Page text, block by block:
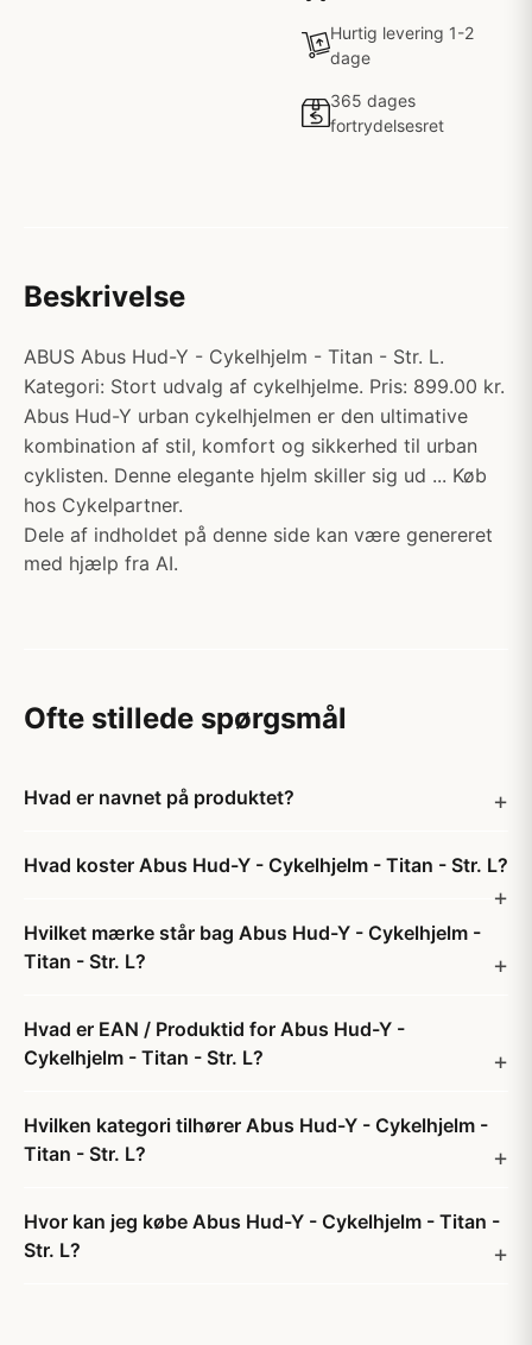
Hurtig levering 1-2
dage
365 dages
fortrydelsesret
Beskrivelse
ABUS Abus Hud-Y - Cykelhjelm - Titan - Str. L.
Kategori: Stort udvalg af cykelhjelme. Pris: 899.00 kr.
Abus Hud-Y urban cykelhjelmen er den ultimative
kombination af stil, komfort og sikkerhed til urban
cyklisten. Denne elegante hjelm skiller sig ud ... Køb
hos Cykelpartner.
Dele af indholdet på denne side kan være genereret
med hjælp fra AI.
Ofte stillede spørgsmål
Hvad er navnet på produktet?
Hvad koster Abus Hud-Y - Cykelhjelm - Titan - Str. L?
Hvilket mærke står bag Abus Hud-Y - Cykelhjelm -
Titan - Str. L?
Hvad er EAN / Produktid for Abus Hud-Y -
Cykelhjelm - Titan - Str. L?
Hvilken kategori tilhører Abus Hud-Y - Cykelhjelm -
Titan - Str. L?
Hvor kan jeg købe Abus Hud-Y - Cykelhjelm - Titan -
Str. L?